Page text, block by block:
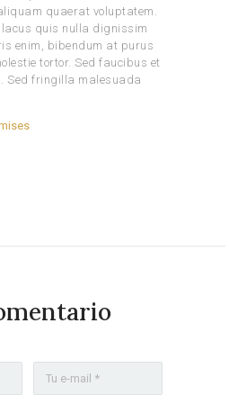
quaerat voluptatem.
quis nulla dignissim
enim, bibendum at purus
tortor. Sed faucibus et
Sed fringilla malesuada